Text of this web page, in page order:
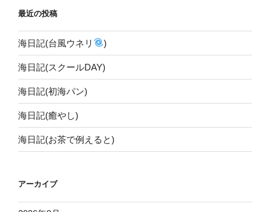
最近の投稿
海日記(台風ウネリ )
海日記(スクールDAY)
海日記(初海パン)
海日記(癒やし)
海日記(お茶で例えると)
アーカイブ